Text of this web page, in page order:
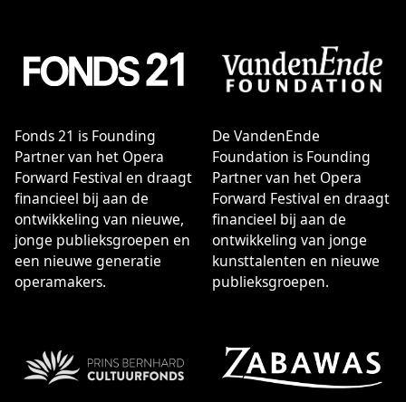
vormgeving samen te brengen in de ‘live’ vertolking van
menselijke emoties. Daarmee bieden we onze bezoekers
een emotionele, intellectuele en zintuigelijke ervaring
het hoofd kan raken.
Fonds 21 is Founding
Partner van het Opera
Forward Festival en draagt
financieel bij aan de
ontwikkeling van nieuwe,
jonge publieksgroepen en
een nieuwe generatie
operamakers.
De VandenEnde
Foundation is Founding
Partner van het Opera
Forward Festival en draagt
financieel bij aan de
ontwikkeling van jonge
kunsttalenten en nieuwe
publieksgroepen.